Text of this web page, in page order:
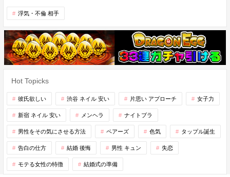
浮気・不倫 相手
Hot Topicks
彼氏欲しい 渋谷 ネイル 安い 片思い アプローチ 女子力
新宿 ネイル 安い メンヘラ ナイトブラ
男性をその気にさせる方法 ペアーズ 色気 タップル誕生
告白の仕方 結婚 後悔 男性 キュン 失恋
モテる女性の特徴 結婚式の準備